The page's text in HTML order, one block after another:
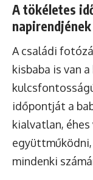
A tökéletes
A családi
kisbaba is van
időpontját a
kialvatlan, éhes
mindenki